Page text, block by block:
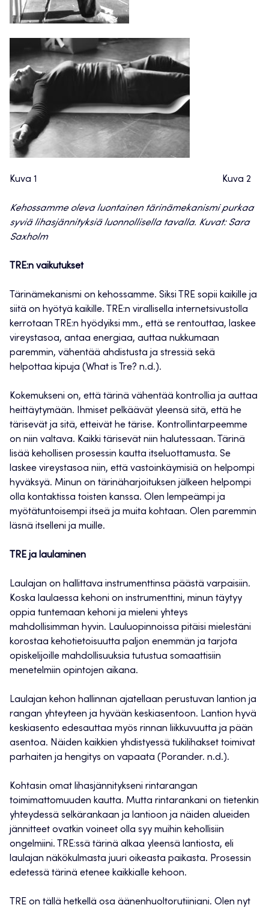
Kuva 1 Kuva 2
Kehossamme oleva luontainen tärinämekanismi purkaa
syviä lihasjännityksiä luonnollisella tavalla. Kuvat: Sara
Saxholm
TRE:n vaikutukset
Tärinämekanismi on kehossamme. Siksi TRE sopii kaikille ja
siitä on hyötyä kaikille. TRE:n virallisella internetsivustolla
kerrotaan TRE:n hyödyiksi mm., että se rentouttaa, laskee
vireystasoa, antaa energiaa, auttaa nukkumaan
paremmin, vähentää ahdistusta ja stressiä sekä
helpottaa kipuja (What is Tre? n.d.).
Kokemukseni on, että tärinä vähentää kontrollia ja auttaa
heittäytymään. Ihmiset pelkäävät yleensä sitä, että he
tärisevät ja sitä, etteivät he tärise. Kontrollintarpeemme
on niin valtava. Kaikki tärisevät niin halutessaan. Tärinä
lisää kehollisen prosessin kautta itseluottamusta. Se
laskee vireystasoa niin, että vastoinkäymisiä on helpompi
hyväksyä. Minun on tärinäharjoituksen jälkeen helpompi
olla kontaktissa toisten kanssa. Olen lempeämpi ja
myötätuntoisempi itseä ja muita kohtaan. Olen paremmin
läsnä itselleni ja muille.
TRE ja laulaminen
Laulajan on hallittava instrumenttinsa päästä varpaisiin.
Koska laulaessa kehoni on instrumenttini, minun täytyy
oppia tuntemaan kehoni ja mieleni yhteys
mahdollisimman hyvin. Lauluopinnoissa pitäisi mielestäni
korostaa kehotietoisuutta paljon enemmän ja tarjota
opiskelijoille mahdollisuuksia tutustua somaattisiin
menetelmiin opintojen aikana.
Laulajan kehon hallinnan ajatellaan perustuvan lantion ja
rangan yhteyteen ja hyvään keskiasentoon. Lantion hyvä
keskiasento edesauttaa myös rinnan liikkuvuutta ja pään
asentoa. Näiden kaikkien yhdistyessä tukilihakset toimivat
parhaiten ja hengitys on vapaata (Porander. n.d.).
Kohtasin omat lihasjännitykseni rintarangan
toimimattomuuden kautta. Mutta rintarankani on tietenkin
yhteydessä selkärankaan ja lantioon ja näiden alueiden
jännitteet ovatkin voineet olla syy muihin kehollisiin
ongelmiini. TRE:ssä tärinä alkaa yleensä lantiosta, eli
laulajan näkökulmasta juuri oikeasta paikasta. Prosessin
edetessä tärinä etenee kaikkialle kehoon.
TRE on tällä hetkellä osa äänenhuoltorutiiniani. Olen nyt